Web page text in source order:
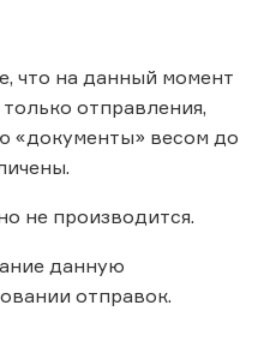
что на данный момент
отправления,
«документы» весом до
не производится.
данную
отправок.